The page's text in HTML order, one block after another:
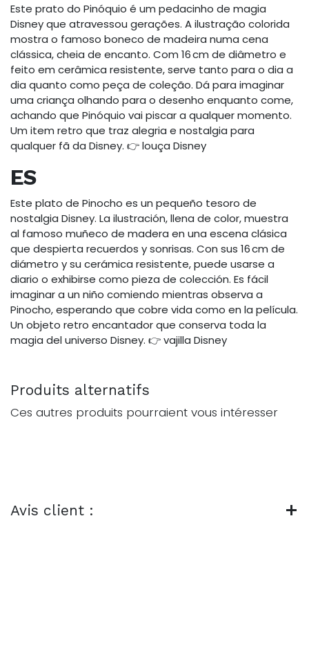
Este prato do Pinóquio é um pedacinho de magia
Disney que atravessou gerações. A ilustração colorida
mostra o famoso boneco de madeira numa cena
clássica, cheia de encanto. Com 16 cm de diâmetro e
feito em cerâmica resistente, serve tanto para o dia a
dia quanto como peça de coleção. Dá para imaginar
uma criança olhando para o desenho enquanto come,
achando que Pinóquio vai piscar a qualquer momento.
Um item retro que traz alegria e nostalgia para
qualquer fã da Disney. 👉 louça Disney
ES
Este plato de Pinocho es un pequeño tesoro de
nostalgia Disney. La ilustración, llena de color, muestra
al famoso muñeco de madera en una escena clásica
que despierta recuerdos y sonrisas. Con sus 16 cm de
diámetro y su cerámica resistente, puede usarse a
diario o exhibirse como pieza de colección. Es fácil
imaginar a un niño comiendo mientras observa a
Pinocho, esperando que cobre vida como en la película.
Un objeto retro encantador que conserva toda la
magia del universo Disney. 👉 vajilla Disney
Produits alternatifs
Ces autres produits pourraient vous intéresser
Avis client :